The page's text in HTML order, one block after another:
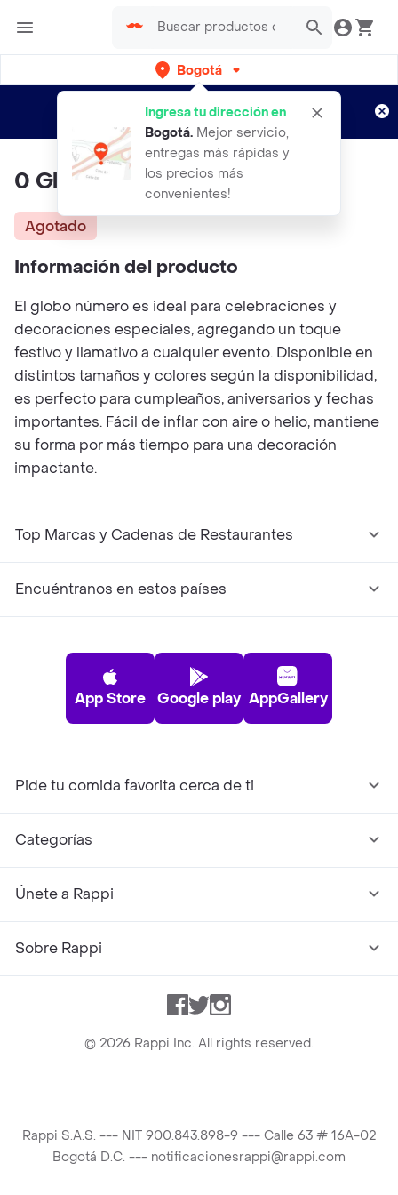
Bogotá
Ingresa tu dirección en
Bogotá. Mejor servicio,
entregas más rápidas y
los precios más
convenientes!
envíos gratis por semanas
Aplican TyC
0 Globo Número Dorado 16"
Agotado
Información del producto
El globo número es ideal para celebraciones y
decoraciones especiales, agregando un toque
festivo y llamativo a cualquier evento. Disponible en
distintos tamaños y colores según la disponibilidad,
es perfecto para cumpleaños, aniversarios y fechas
importantes. Fácil de inflar con aire o helio, mantiene
su forma por más tiempo para una decoración
impactante.
Top Marcas y Cadenas de Restaurantes
Encuéntranos en estos países
App Store Google play AppGallery
Pide tu comida favorita cerca de ti
Categorías
Únete a Rappi
Sobre Rappi
Facebook
TwitterInstagram
© 2026 Rappi Inc. All rights reserved.
Rappi S.A.S. --- NIT 900.843.898-9 --- Calle 63 # 16A-02
Bogotá D.C. --- notificacionesrappi@rappi.com